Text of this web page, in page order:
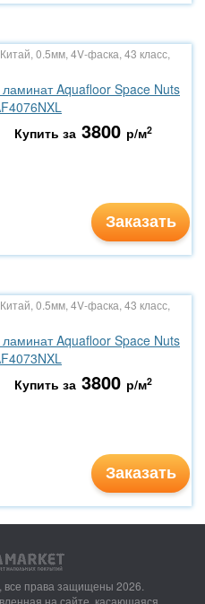
0.5мм, 4V-фаска, 43 класс,
ламинат Aquafloor Space Nuts
Купить за 3800 р/м2
Заказать
0.5мм, 4V-фаска, 43 класс,
ламинат Aquafloor Space Nuts
Купить за 3800 р/м2
Заказать
все права защищены 2026.
на сайте, касающаяся